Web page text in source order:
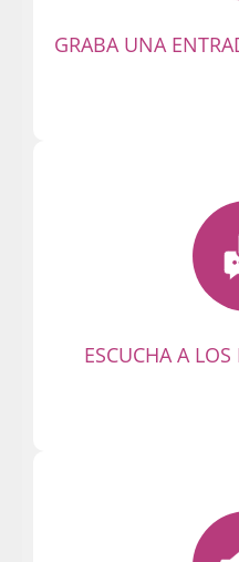
GRABA UNA
escucharte y
ESCUCHA A
Descubre los
conectados a
contesta!